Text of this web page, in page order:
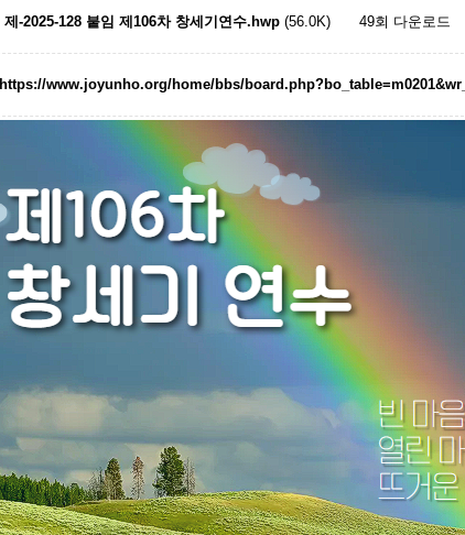
제-2025-128 붙임 제106차 창세기연수.hwp (56.0K) 49회 다운로드
https://www.joyunho.org/home/bbs/